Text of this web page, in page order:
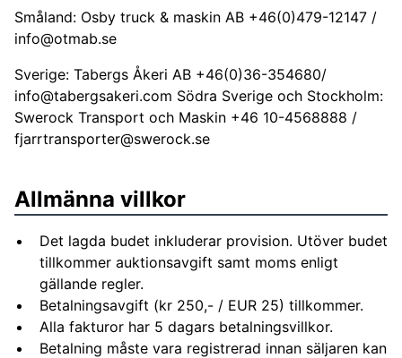
Småland: Osby truck & maskin AB +46(0)479-12147 /
info@otmab.se
Sverige: Tabergs Åkeri AB +46(0)36-354680/
info@tabergsakeri.com Södra Sverige och Stockholm:
Swerock Transport och Maskin +46 10-4568888 /
fjarrtransporter@swerock.se
Allmänna villkor
Det lagda budet inkluderar provision. Utöver budet
tillkommer auktionsavgift samt moms enligt
gällande regler.
Betalningsavgift (kr 250,- / EUR 25) tillkommer.
Alla fakturor har 5 dagars betalningsvillkor.
Betalning måste vara registrerad innan säljaren kan